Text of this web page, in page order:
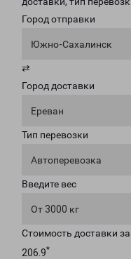
Город отправки
Южно-Сахалинск
⇄
Город доставки
Ереван
Тип перевозки
Автоперевозка
Введите вес
От 3000 кг
Стоимость доставки
206.9*